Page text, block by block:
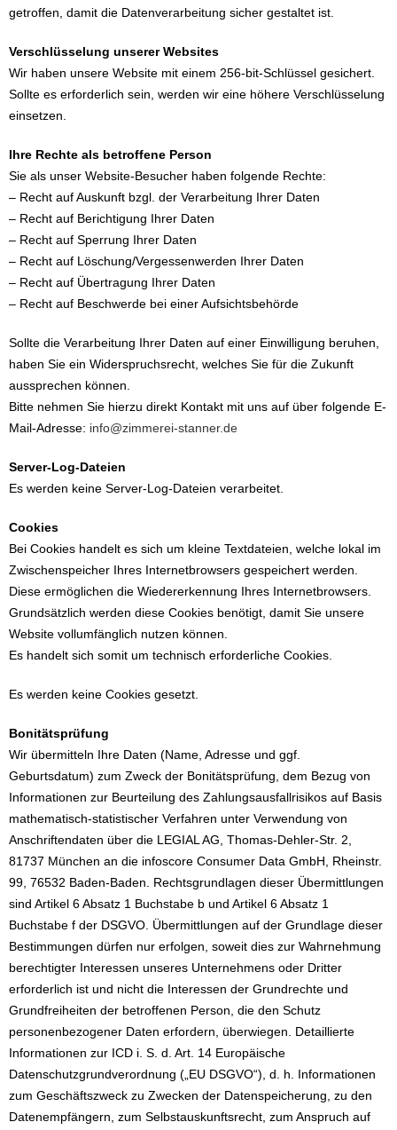
getroffen, damit die Datenverarbeitung sicher gestaltet ist.
Verschlüsselung unserer Websites
Wir haben unsere Website mit einem 256-bit-Schlüssel gesichert.
Sollte es erforderlich sein, werden wir eine höhere Verschlüsselung
einsetzen.
Ihre Rechte als betroffene Person
Sie als unser Website-Besucher haben folgende Rechte:
– Recht auf Auskunft bzgl. der Verarbeitung Ihrer Daten
– Recht auf Berichtigung Ihrer Daten
– Recht auf Sperrung Ihrer Daten
– Recht auf Löschung/Vergessenwerden Ihrer Daten
– Recht auf Übertragung Ihrer Daten
– Recht auf Beschwerde bei einer Aufsichtsbehörde
Sollte die Verarbeitung Ihrer Daten auf einer Einwilligung beruhen,
haben Sie ein Widerspruchsrecht, welches Sie für die Zukunft
aussprechen können.
Bitte nehmen Sie hierzu direkt Kontakt mit uns auf über folgende E-
Mail-Adresse: info@zimmerei-stanner.de
Server-Log-Dateien
Es werden keine Server-Log-Dateien verarbeitet.
Cookies
Bei Cookies handelt es sich um kleine Textdateien, welche lokal im
Zwischenspeicher Ihres Internetbrowsers gespeichert werden.
Diese ermöglichen die Wiedererkennung Ihres Internetbrowsers.
Grundsätzlich werden diese Cookies benötigt, damit Sie unsere
Website vollumfänglich nutzen können.
Es handelt sich somit um technisch erforderliche Cookies.
Es werden keine Cookies gesetzt.
Bonitätsprüfung
Wir übermitteln Ihre Daten (Name, Adresse und ggf.
Geburtsdatum) zum Zweck der Bonitätsprüfung, dem Bezug von
Informationen zur Beurteilung des Zahlungsausfallrisikos auf Basis
mathematisch-statistischer Verfahren unter Verwendung von
Anschriftendaten über die LEGIAL AG, Thomas-Dehler-Str. 2,
81737 München an die infoscore Consumer Data GmbH, Rheinstr.
99, 76532 Baden-Baden. Rechtsgrundlagen dieser Übermittlungen
sind Artikel 6 Absatz 1 Buchstabe b und Artikel 6 Absatz 1
Buchstabe f der DSGVO. Übermittlungen auf der Grundlage dieser
Bestimmungen dürfen nur erfolgen, soweit dies zur Wahrnehmung
berechtigter Interessen unseres Unternehmens oder Dritter
erforderlich ist und nicht die Interessen der Grundrechte und
Grundfreiheiten der betroffenen Person, die den Schutz
personenbezogener Daten erfordern, überwiegen. Detaillierte
Informationen zur ICD i. S. d. Art. 14 Europäische
Datenschutzgrundverordnung („EU DSGVO“), d. h. Informationen
zum Geschäftszweck zu Zwecken der Datenspeicherung, zu den
Datenempfängern, zum Selbstauskunftsrecht, zum Anspruch auf